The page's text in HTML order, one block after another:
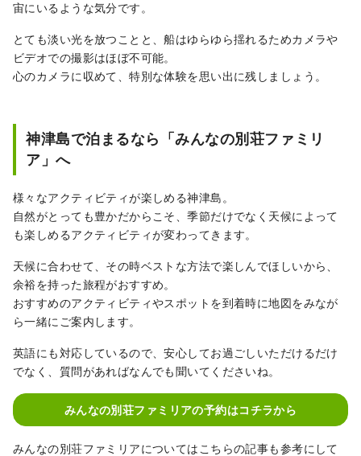
宙にいるような気分です。
とても淡い光を放つことと、船はゆらゆら揺れるためカメラや
ビデオでの撮影はほぼ不可能。
心のカメラに収めて、特別な体験を思い出に残しましょう。
神津島で泊まるなら「みんなの別荘ファミリ
ア」へ
様々なアクティビティが楽しめる神津島。
自然がとっても豊かだからこそ、季節だけでなく天候によって
も楽しめるアクティビティが変わってきます。
天候に合わせて、その時ベストな方法で楽しんでほしいから、
余裕を持った旅程がおすすめ。
おすすめのアクティビティやスポットを到着時に地図をみなが
ら一緒にご案内します。
英語にも対応しているので、安心してお過ごしいただけるだけ
でなく、質問があればなんでも聞いてくださいね。
みんなの別荘ファミリアの予約はコチラから
みんなの別荘ファミリアについてはこちらの記事も参考にして